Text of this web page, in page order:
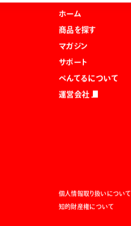
ホーム
商品を探す
マガジン
サポート
ぺんてるについて
運営会社
個人情報取り扱いについて
知的財産権について